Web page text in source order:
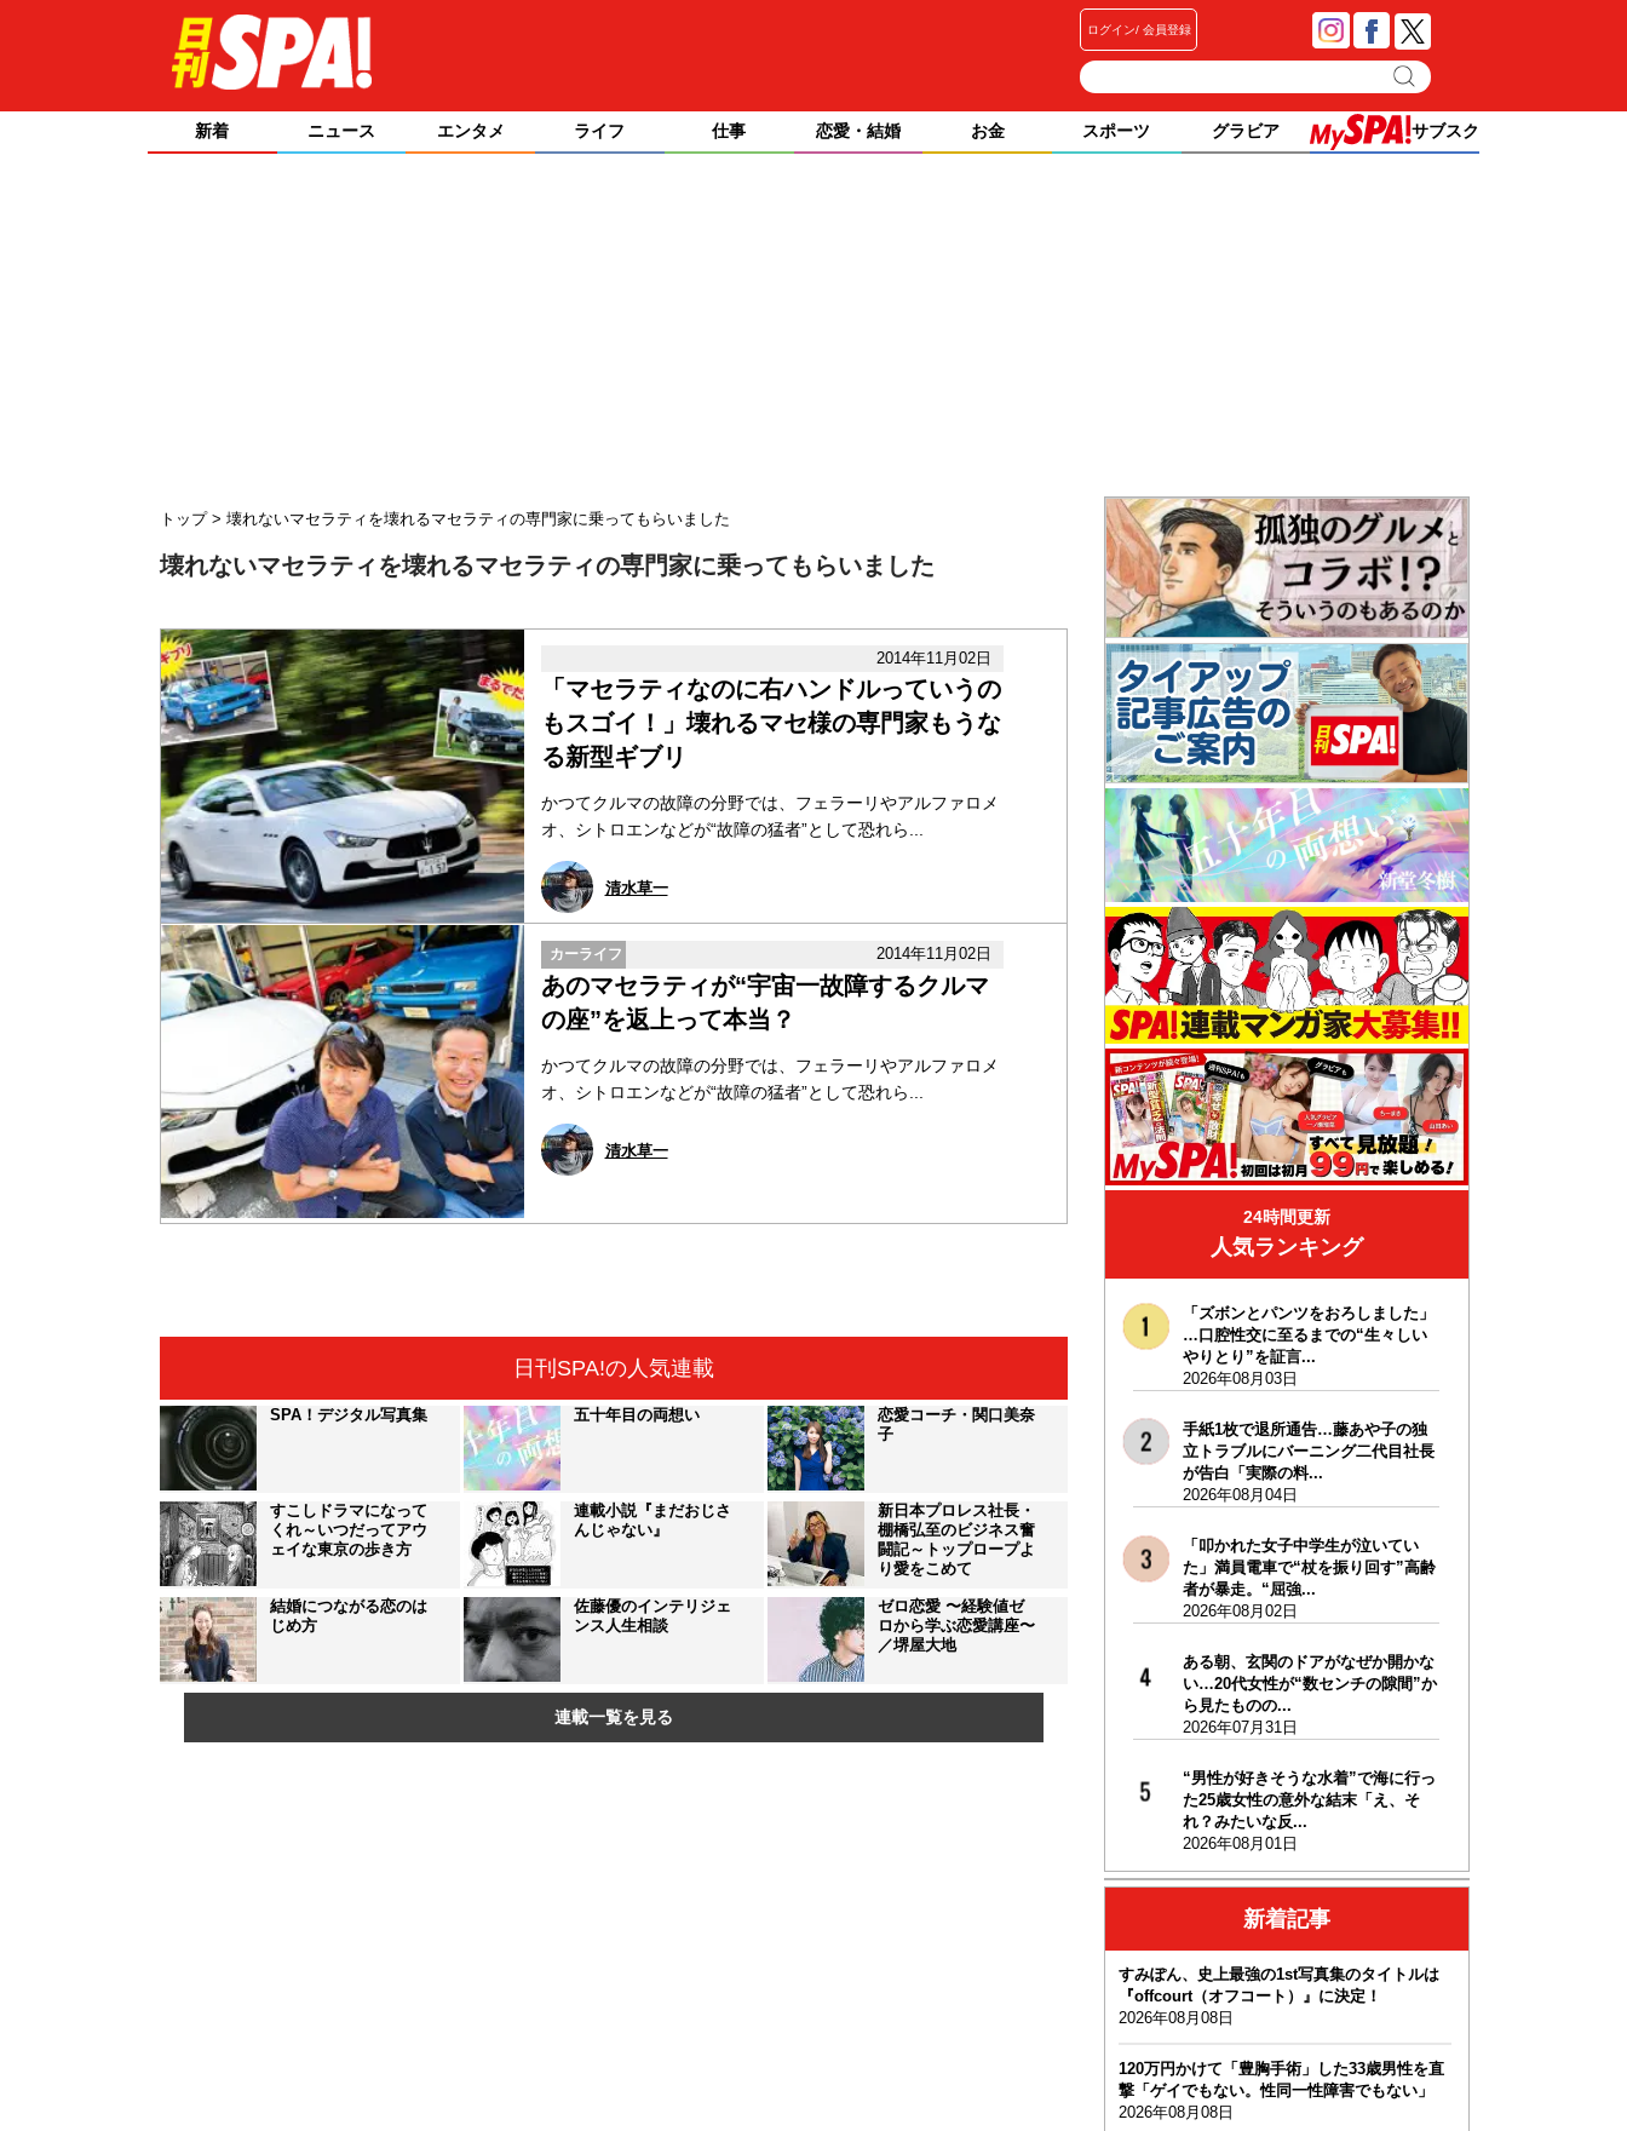
ログイン 会員登録
新着 ニュース エンタメ ライフ 仕事 恋愛・結婚 お金 スポーツ グラビア サブスク
トップ 壊れないマセラティを壊れるマセラティの専門家に乗ってもらいました
壊れないマセラティを壊れるマセラティの専門家に乗ってもらいました
2014年11月02日
「マセラティなのに右ハンドルっていうの
もスゴイ！」壊れるマセ様の専門家もうな
る新型ギブリ
かつてクルマの故障の分野では、フェラーリやアルファロメ
オ、シトロエンなどが“故障の猛者”として恐れら...
清水草一
カーライフ 2014年11月02日
あのマセラティが“宇宙一故障するクルマ
の座”を返上って本当？
かつてクルマの故障の分野では、フェラーリやアルファロメ
オ、シトロエンなどが“故障の猛者”として恐れら...
清水草一
日刊SPA!の人気連載
SPA！デジタル写真集 五十年目の両想い
恋愛コーチ・関口美奈
子
すこしドラマになって
くれ～いつだってアウ
ェイな東京の歩き方
連載小説『まだおじさ
んじゃない』
新日本プロレス社長・
棚橋弘至のビジネス奮
闘記～トップロープよ
り愛をこめて
結婚につながる恋のは
じめ方
佐藤優のインテリジェ
ンス人生相談
ゼロ恋愛 〜経験値ゼ
ロから学ぶ恋愛講座〜
／堺屋大地
連載一覧を見る
24時間更新
人気ランキング
「ズボンとパンツをおろしました」
…口腔性交に至るまでの“生々しい
やりとり”を証言...
2026年08月03日
手紙1枚で退所通告…藤あや子の独
立トラブルにバーニング二代目社長
が告白「実際の料...
2026年08月04日
「叩かれた女子中学生が泣いてい
た」満員電車で“杖を振り回す”高齢
者が暴走。“屈強...
2026年08月02日
ある朝、玄関のドアがなぜか開かな
い…20代女性が“数センチの隙間”か
ら見たものの...
2026年07月31日
“男性が好きそうな水着”で海に行っ
た25歳女性の意外な結末「え、そ
れ？みたいな反...
2026年08月01日
新着記事
すみぽん、史上最強の1st写真集のタイトルは
『offcourt（オフコート）』に決定！
2026年08月08日
120万円かけて「豊胸手術」した33歳男性を直
撃「ゲイでもない。性同一性障害でもない」
2026年08月08日